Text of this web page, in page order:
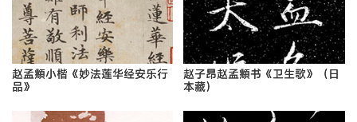
赵孟頫小楷《妙法莲华经安乐行
品》
赵子昂赵孟頫书《卫生歌》（日
本藏）